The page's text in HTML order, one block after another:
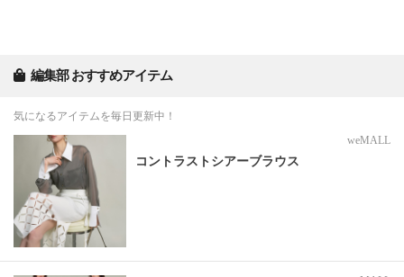
編集部 おすすめアイテム
気になるアイテムを毎日更新中！
weMALL
コントラストシアーブラウス